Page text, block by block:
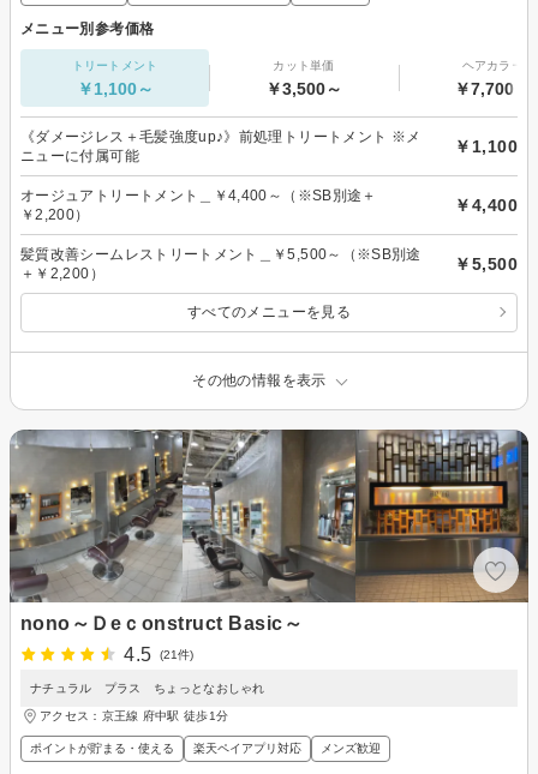
メニュー別参考価格
トリートメント
￥1,100～
カット単価
￥3,500～
ヘアカラー
￥7,700～
《ダメージレス＋毛髪強度up♪》前処理トリートメント ※メ
ニューに付属可能
￥1,100
オージュアトリートメント＿￥4,400～（※SB別途＋
￥2,200）
￥4,400
髪質改善シームレストリートメント＿￥5,500～（※SB別途
＋￥2,200）
￥5,500
すべてのメニューを見る
その他の情報を表示
nono～Ｄeｃonstruct Basic～
4.5
(21件)
ナチュラル プラス ちょっとなおしゃれ
アクセス：京王線 府中駅 徒歩1分
ポイントが貯まる・使える 楽天ペイアプリ対応 メンズ歓迎